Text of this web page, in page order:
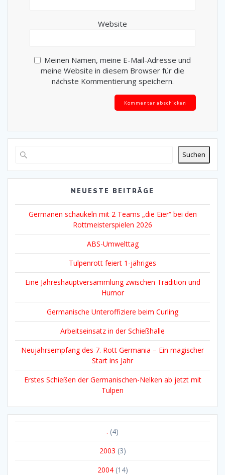
Website
Meinen Namen, meine E-Mail-Adresse und
meine Website in diesem Browser für die
nächste Kommentierung speichern.
Alternative:
Suchen
NEUESTE BEITRÄGE
Germanen schaukeln mit 2 Teams „die Eier“ bei den
Rottmeisterspielen 2026
ABS-Umwelttag
Tulpenrott feiert 1-jähriges
Eine Jahreshauptversammlung zwischen Tradition und
Humor
Germanische Unteroffiziere beim Curling
Arbeitseinsatz in der Schießhalle
Neujahrsempfang des 7. Rott Germania – Ein magischer
Start ins Jahr
Erstes Schießen der Germanischen-Nelken ab jetzt mit
Tulpen
. (4)
2003 (3)
2004(14)